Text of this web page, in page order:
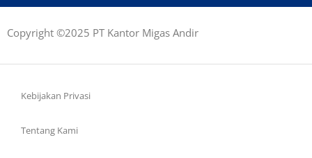
Copyright ©2025 PT Kantor Migas Andir
Kebijakan Privasi
Tentang Kami